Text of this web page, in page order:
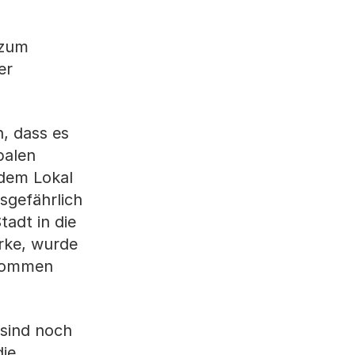
dass es
Lokal
in die
wurde
noch